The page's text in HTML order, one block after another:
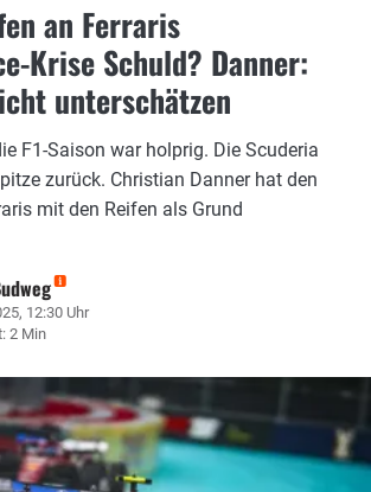
an Ferraris
Krise Schuld? Danner:
unterschätzen
F1-Saison war holprig. Die Scuderia
zurück. Christian Danner hat den
mit den Reifen als Grund
12:30 Uhr
2 Min